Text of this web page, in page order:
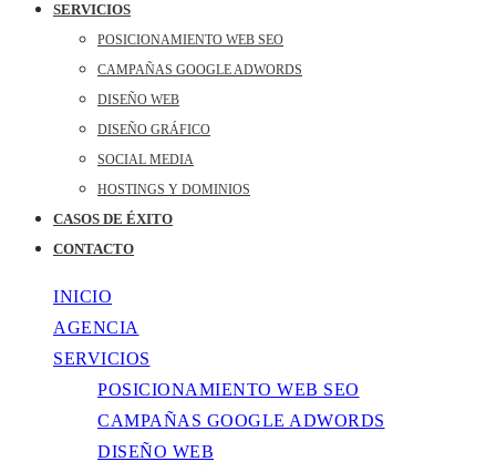
SERVICIOS
POSICIONAMIENTO WEB SEO
CAMPAÑAS GOOGLE ADWORDS
DISEÑO WEB
DISEÑO GRÁFICO
SOCIAL MEDIA
HOSTINGS Y DOMINIOS
CASOS DE ÉXITO
CONTACTO
INICIO
AGENCIA
SERVICIOS
POSICIONAMIENTO WEB SEO
CAMPAÑAS GOOGLE ADWORDS
DISEÑO WEB